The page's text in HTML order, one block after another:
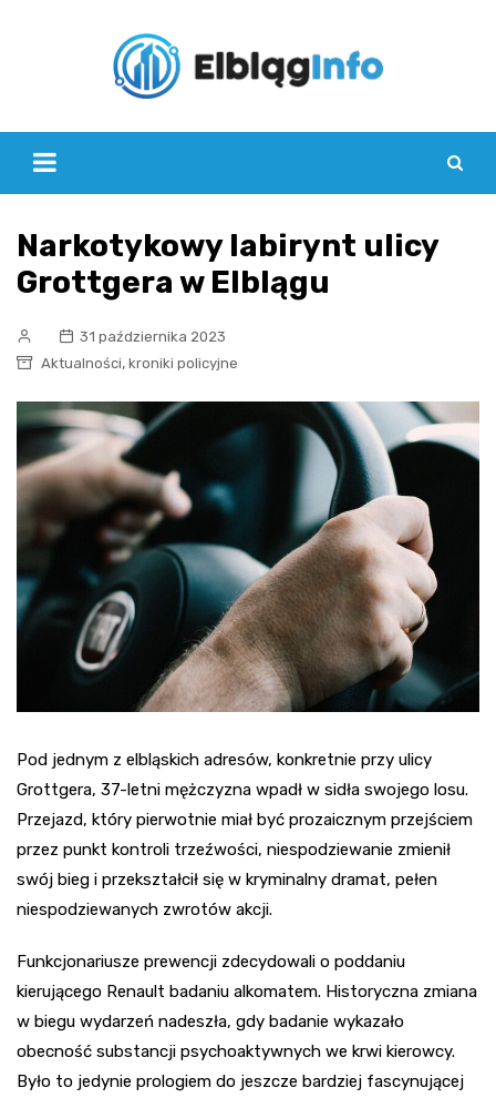
Narkotykowy labirynt ulicy
Grottgera w Elblągu
31 października 2023
Aktualności, kroniki policyjne
Pod jednym z elbląskich adresów, konkretnie przy ulicy
Grottgera, 37-letni mężczyzna wpadł w sidła swojego losu.
Przejazd, który pierwotnie miał być prozaicznym przejściem
przez punkt kontroli trzeźwości, niespodziewanie zmienił
swój bieg i przekształcił się w kryminalny dramat, pełen
niespodziewanych zwrotów akcji.
Funkcjonariusze prewencji zdecydowali o poddaniu
kierującego Renault badaniu alkomatem. Historyczna zmiana
w biegu wydarzeń nadeszła, gdy badanie wykazało
obecność substancji psychoaktywnych we krwi kierowcy.
Było to jedynie prologiem do jeszcze bardziej fascynującej